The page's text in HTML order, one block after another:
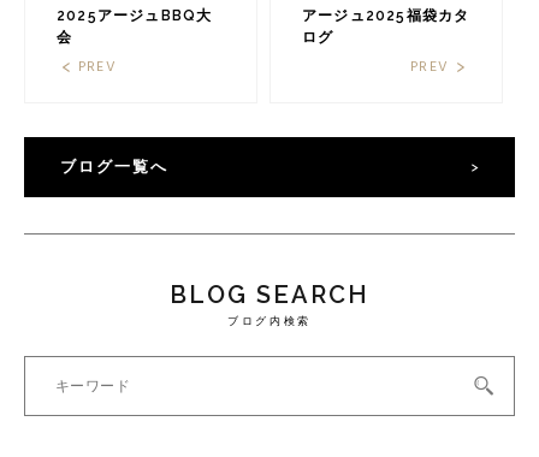
2025アージュBBQ大
会
PREV
アージュ2025福袋カタ
ログ
PREV
ブログ一覧へ
BLOG SEARCH
ブログ内検索